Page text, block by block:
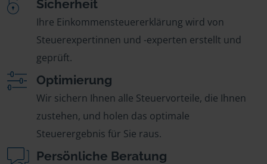
Sicherheit
Ihre Einkommensteuererklärung wird von
Steuerexpertinnen und -experten erstellt und
geprüft.
Optimierung
Wir sichern Ihnen alle Steuervorteile, die Ihnen
zustehen, und holen das optimale
Steuerergebnis für Sie raus.
Persönliche Beratung